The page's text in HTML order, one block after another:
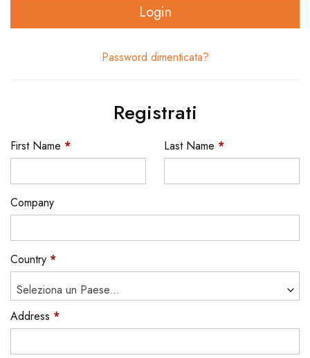
Login
Password dimenticata?
Registrati
First Name * Last Name *
Company
Country *
Seleziona un Paese...
Address *